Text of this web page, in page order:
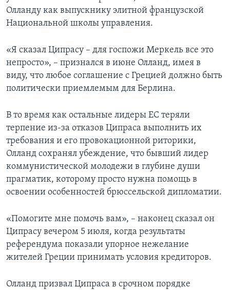
Олланду как выпускнику элитной французской
Национальной школы управления.
«Я сказал Ципрасу – для госпожи Меркель все это
непросто», – признался в июне Олланд, имея в
виду, что любое соглашение с Грецией должно быть
политически приемлемым для Берлина.
В то время как остальные лидеры ЕС теряли
терпение из-за отказов Ципраса выполнить их
требования и его провокационной риторики,
Олланд сохранял убеждение, что бывший лидер
коммунистической молодежи в глубине души
прагматик, которому просто нужна помощь в
освоении особенностей брюссельской дипломатии.
«Помогите мне помочь вам», – наконец сказал он
Ципрасу вечером 5 июля, когда результаты
референдума показали упорное нежелание
жителей Греции принимать условия кредиторов.
Олланд призвал Ципраса в срочном порядке